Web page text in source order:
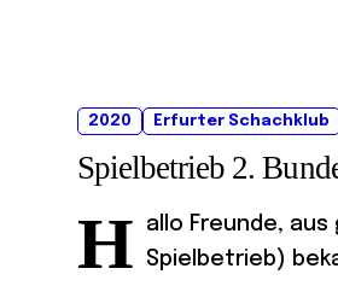
2020 Erfurter Schachklub
Spielbetrieb 2.
H
allo Freunde,
Spielbetrieb)